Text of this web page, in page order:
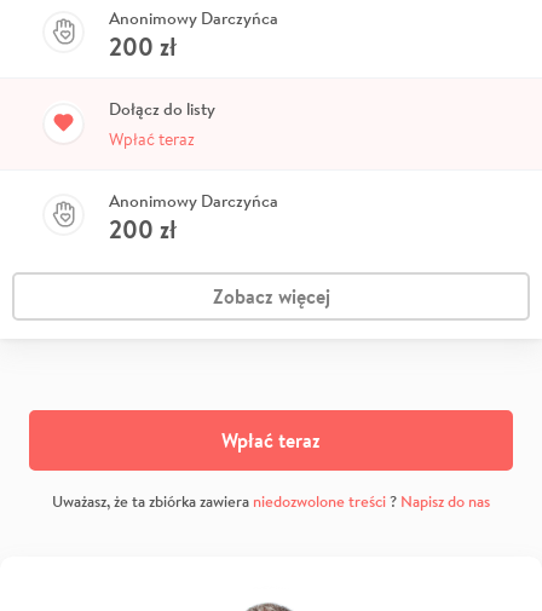
Anonimowy Darczyńca
200 zł
Dołącz do listy
Wpłać teraz
Anonimowy Darczyńca
200 zł
Zobacz więcej
Wpłać teraz
Uważasz, że ta zbiórka zawiera niedozwolone treści? Napisz do nas